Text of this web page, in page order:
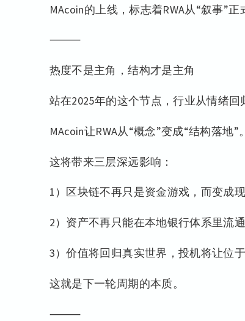
MAcoin的上线，标志着RWA从“叙事”正
⸻
热度不是主角，结构才是主角
站在2025年的这个节点，行业从情绪回
MAcoin让RWA从“概念”变成“结构落地”。
这将带来三层深远影响：
1）区块链不再只是资金游戏，而变成
2）资产不再只能在本地银行体系里流
3）价值将回归真实世界，投机将让位
这就是下一轮周期的本质。
⸻